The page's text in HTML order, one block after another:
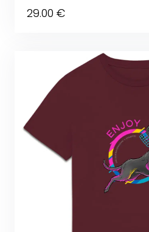
29.00 €